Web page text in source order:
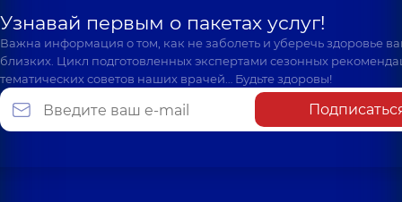
Узнавай первым о пакетах услуг!
Важна информация о том, как не заболеть и уберечь здоровье
близких. Цикл подготовленных экспертами сезонных
тематических советов наших врачей… Будьте здоровы!